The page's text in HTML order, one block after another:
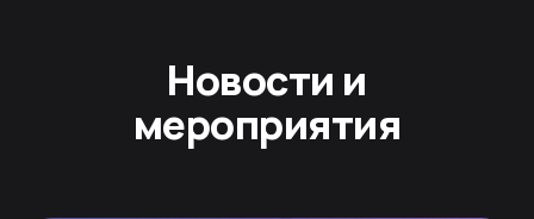
Новости и
мероприятия